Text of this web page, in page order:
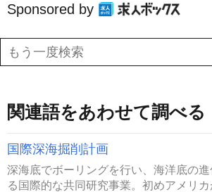
Sponsored by
関連語をあわせて調べる
国際深海掘削計画
深海底でボーリングを行い、海洋底の
る国際的な共同研究事業。初めアメリ